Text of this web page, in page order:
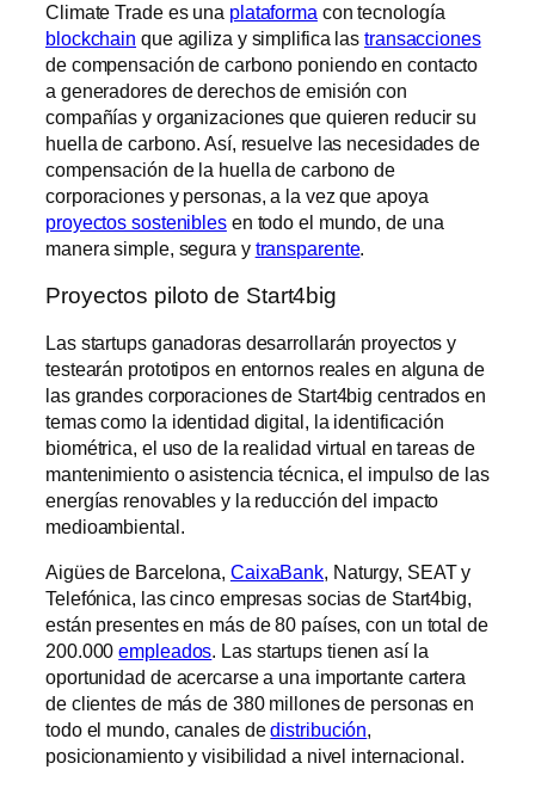
Climate Trade es una plataforma con tecnología
blockchain que agiliza y simplifica lastransacciones
de compensación de carbono poniendo en contacto
a generadores de derechos de emisión con
compañías y organizaciones que quieren reducir su
huella de carbono. Así, resuelve las necesidades de
compensación de la huella de carbono de
corporaciones y personas, a la vez que apoya
proyectos sosteniblesen todo el mundo, de una
manera simple, segura y transparente.
Proyectos piloto de Start4big
Las startups ganadoras desarrollarán proyectos y
testearán prototipos en entornos reales en alguna de
las grandes corporaciones de Start4big centrados en
temas como la identidad digital, la identificación
biométrica, el uso de la realidad virtual en tareas de
mantenimiento o asistencia técnica, el impulso de las
energías renovables y la reducción del impacto
medioambiental.
Aigües de Barcelona, CaixaBank, Naturgy, SEAT y
Telefónica, las cinco empresas socias de Start4big,
están presentes en más de 80 países, con un total de
200.000empleados. Las startups tienen así la
oportunidad de acercarse a una importante cartera
de clientes de más de 380 millones de personas en
todo el mundo, canales dedistribución,
posicionamiento y visibilidad a nivel internacional.